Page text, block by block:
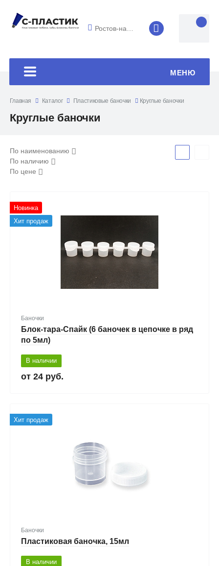
Ростов-на-Дону 8 (4852) 33-
МЕНЮ
Главная Каталог Пластиковые баночки Круглые баночки
Круглые баночки
По наименованию
По наличию
По цене
Новинка
Хит продаж
Баночки
Блок-тара-Спайк (6 баночек в цепочке в ряд
по 5мл)
В наличии
24 руб.
Хит продаж
Баночки
Пластиковая баночка, 15мл
В наличии